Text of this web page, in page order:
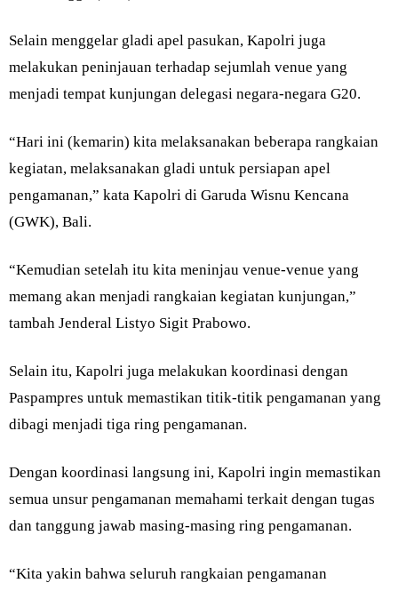
Selain menggelar gladi apel pasukan, Kapolri juga
melakukan peninjauan terhadap sejumlah venue yang
menjadi tempat kunjungan delegasi negara-negara G20.
“Hari ini (kemarin) kita melaksanakan beberapa rangkaian
kegiatan, melaksanakan gladi untuk persiapan apel
pengamanan,” kata Kapolri di Garuda Wisnu Kencana
(GWK), Bali.
“Kemudian setelah itu kita meninjau venue-venue yang
memang akan menjadi rangkaian kegiatan kunjungan,”
tambah Jenderal Listyo Sigit Prabowo.
Selain itu, Kapolri juga melakukan koordinasi dengan
Paspampres untuk memastikan titik-titik pengamanan yang
dibagi menjadi tiga ring pengamanan.
Dengan koordinasi langsung ini, Kapolri ingin memastikan
semua unsur pengamanan memahami terkait dengan tugas
dan tanggung jawab masing-masing ring pengamanan.
“Kita yakin bahwa seluruh rangkaian pengamanan